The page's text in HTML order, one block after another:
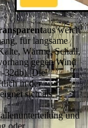
aus weich
für langsame
Wärme, Schall,
gegen Wind
-32db). Die
in der
sich als
und
oder